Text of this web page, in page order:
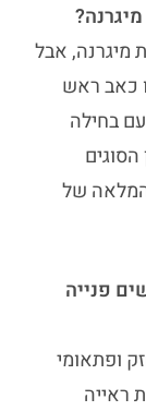
מיגרנה, אבל
כאב ראש
בחילה
של
פנייה
ופתאומי
ראייה